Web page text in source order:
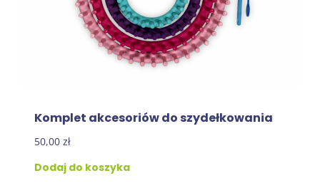
Komplet akcesoriów do szydełkowania
50,00 zł
Dodaj do koszyka